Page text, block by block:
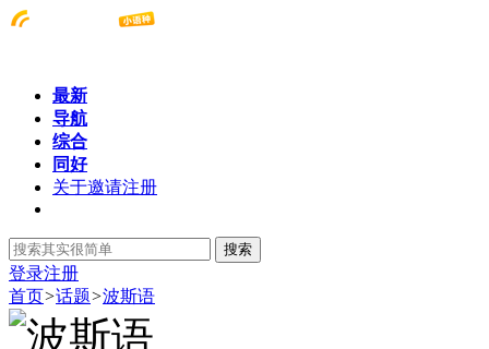
最新
导航
综合
同好
关于邀请注册
搜索
登录注册
首页>话题>波斯语